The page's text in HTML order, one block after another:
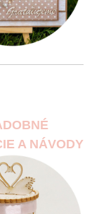
A NÁVODY